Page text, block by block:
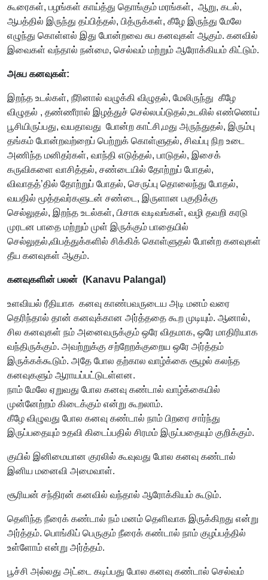
கூரைகள், பழங்கள் காய்த்து தொங்கும் மரங்கள், ஆறு, கடல்,
ஆபத்தில் இருந்து தப்பித்தல், பித்ருக்கள், கீழே இருந்து மேலே
எழுந்து கொள்ளல் இது போன்றவை சுப கனவுகள் ஆகும். கனவில்
இவைகள் வந்தால் நன்மை, செல்வம் மற்றும் ஆரோக்கியம் கிட்டும்.
அசுப கனவுகள்:
இறந்த உடல்கள், நீரினால் வழுக்கி விழுதல், மேலிருந்து கீழே
விழுதல் , தண்ணீரால் இழத்துச் செல்லபப்டுதல்,உடலில் எண்ணெய்
பூசியிருப்பது, வயதாவது போன்ற காட்சி,மது அருந்துதல், இரும்பு
தங்கம் போன்றவற்றைப் பெற்றுக் கொள்ளுதல், சிவப்பு நிற உடை
அணிந்த மனிதர்கள், வாந்தி எடுத்தல், பாடுதல், இசைக்
கருவிகளை வாசித்தல், சண்டையில் தோற்றுப் போதல்,
விவாதத்’தில் தோற்றுப் போதல், செருப்பு தொலைந்து போதல்,
வயதில் மூத்தவர்களுடன் சண்டை, இருளான பகுதிக்கு
செல்லுதல், இறந்த உடல்கள், பிசாசு வடிவங்கள், வழி தவறி கரடு
முரடன பாதை மற்றும் முள் இருக்கும் பாதையில்
செல்லுதல்,விபத்துக்களில் சிக்கிக் கொள்ளுதல் போன்ற கனவுகள்
தீய கனவுகள் ஆகும்.
கனவுகளின் பலன் (Kanavu Palangal)
உளவியல் ரீதியாக கனவு காண்பவருடைய அடி மனம் வரை
தெரிந்தால் தான் கனவுக்கான அர்த்ததை கூற முடியும். ஆனால்,
சில கனவுகள் நம் அனைவருக்கும் ஒரே விதமாக, ஒரே மாதிரியாக
வந்திருக்கும். அவற்றுக்கு சற்றேறக்குறைய ஒரே அர்த்தம்
இருக்கக்கூடும். அதே போல தற்கால வாழ்க்கை சூழல் கலந்த
கனவுகளும் ஆராயப்பட்டுடள்ளன.
நாம் மேலே ஏறுவது போல கனவு கண்டால் வாழ்க்கையில்
முன்னேற்றம் கிடைக்கும் என்று கூறலாம்.
கீழே விழுவது போல கனவு கண்டால் நாம் பிறரை சார்ந்து
இருப்பதையும் உதவி கிடைப்பதில் சிரமம் இருப்பதையும் குறிக்கும்.
குயில் இனிமையான குரலில் கூவுவது போல கனவு கண்டால்
இனிய மனைவி அமைவாள்.
சூரியன் சந்திரன் கனவில் வந்தால் ஆரோக்கியம் கூடும்.
தெளிந்த நீரைக் கண்டால் நம் மனம் தெளிவாக இருக்கிறது என்று
அர்த்தம். பொங்கிப் பெருகும் நீரைக் கண்டால் நாம் குழப்பத்தில்
உள்ளோம் என்று அர்த்தம்.
பூச்சி அல்லது அட்டை கடிப்பது போல கனவு கண்டால் செல்வம்